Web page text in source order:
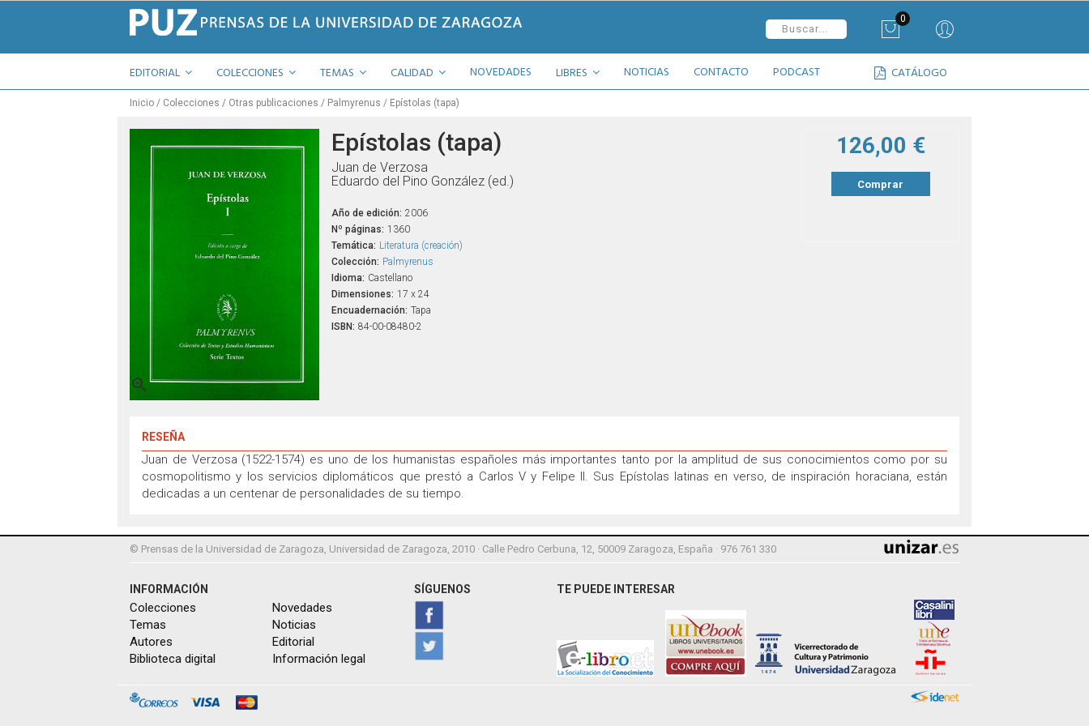
0
EDITORIAL COLECCIONES TEMAS CATÁLOGO
CALIDAD NOVEDADES LIBRES NOTICIAS CONTACTO PODCAST
Inicio Colecciones Otras publicaciones Palmyrenus Epístolas (tapa)

Epístolas (tapa)
Juan de Verzosa
Eduardo del Pino González (ed.)
Año de edición: 2006
Nº páginas: 1360
Temática: Literatura (creación)
Colección: Palmyrenus
Idioma: Castellano
Dimensiones: 17 x 24
Encuadernación: Tapa
ISBN: 84-00-08480-2
126,00 €
Comprar
RESEÑA
Juan de Verzosa (1522-1574) es uno de los humanistas españoles más importantes tanto por la amplitud de sus conocimientos como por su
cosmopolitismo y los servicios diplomáticos que prestó a Carlos V y Felipe II. Sus Epístolas latinas en verso, de inspiración horaciana, están
dedicadas a un centenar de personalidades de su tiempo.
© Prensas de la Universidad de Zaragoza, Universidad de Zaragoza, 2010 · Calle Pedro Cerbuna, 12, 50009 Zaragoza, España · 976 761 330
INFORMACIÓN
Colecciones
Temas
Autores
Biblioteca digital
Novedades
Noticias
Editorial
Información legal
SÍGUENOS TE PUEDE INTERESAR